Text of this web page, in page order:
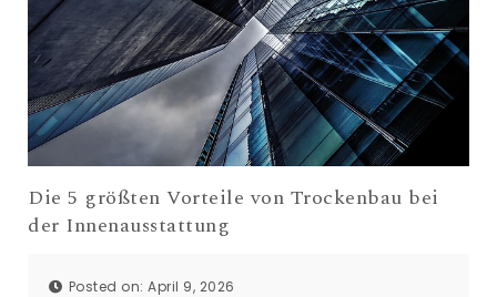
Die 5 größten Vorteile von Trockenbau bei
der Innenausstattung
Posted on: April 9, 2026